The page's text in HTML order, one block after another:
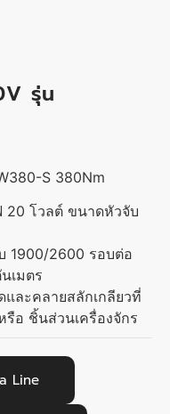
รุ่น
S 380Nm
20 โวลต์ ขนาดหัวจับ
1900/2600 รอบต่อ
เมตร
และคลายสลักเกลียวที่
อ ชิ้นส่วนเครื่องจักร
Line